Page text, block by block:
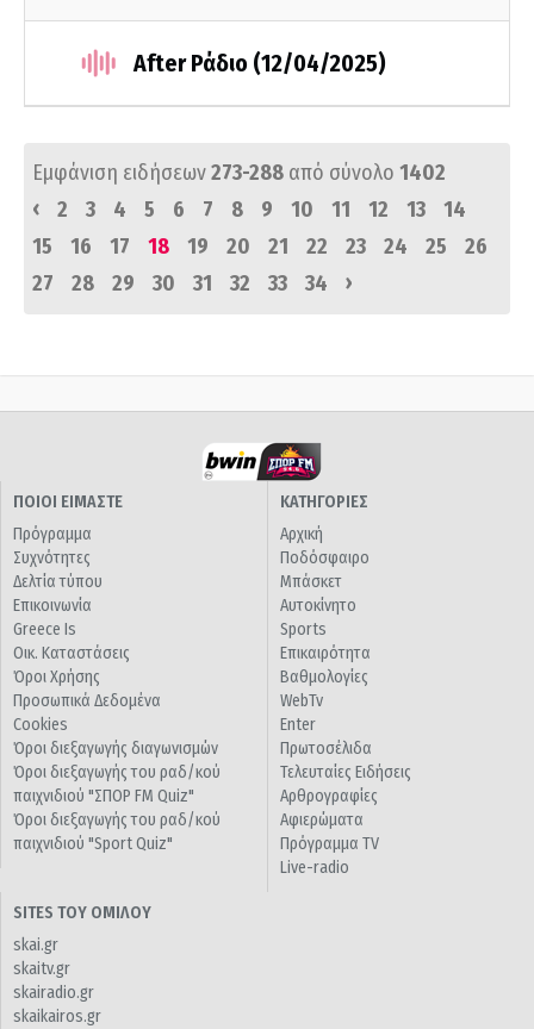
After Ράδιο (12/04/2025)
Εμφάνιση ειδήσεων273-288 από σύνολο 1402
‹
2 3 4 5 6 7 8 9 10 11 12 13
14
15
16 17 18 19 20 21 22 23 24 25
26
27
28 29 30 31 32 33 34 ›
ΠΟΙΟΙ ΕΙΜΑΣΤΕ
Πρόγραμμα
Συχνότητες
Δελτία τύπου
Επικοινωνία
Greece Is
Οικ. Καταστάσεις
Όροι Χρήσης
Προσωπικά Δεδομένα
Cookies
Όροι διεξαγωγής διαγωνισμών
Όροι διεξαγωγής του ραδ/κού
παιχνιδιού "ΣΠΟΡ FM Quiz"
Όροι διεξαγωγής του ραδ/κού
παιχνιδιού "Sport Quiz"
ΚΑΤΗΓΟΡΙΕΣ
Αρχική
Ποδόσφαιρο
Μπάσκετ
Αυτοκίνητο
Sports
Επικαιρότητα
Βαθμολογίες
WebTv
Enter
Πρωτοσέλιδα
Τελευταίες Ειδήσεις
Αρθρογραφίες
Αφιερώματα
Πρόγραμμα TV
Live-radio
SITES ΤΟΥ ΟΜΙΛΟΥ
skai.gr
skaitv.gr
skairadio.gr
skaikairos.gr